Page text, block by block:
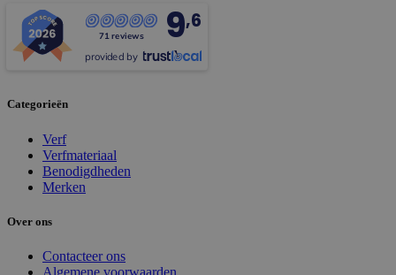
71 reviews 9,6
provided by
Categorieën
Verf
Verfmateriaal
Benodigdheden
Merken
Over ons
Contacteer ons
Algemene voorwaarden